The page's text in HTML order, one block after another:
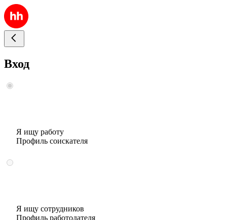
Вход
Я ищу работу
Профиль соискателя
Я ищу сотрудников
Профиль работодателя